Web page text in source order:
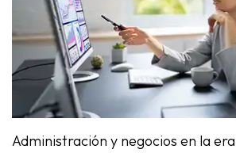
Administración y negocios en la